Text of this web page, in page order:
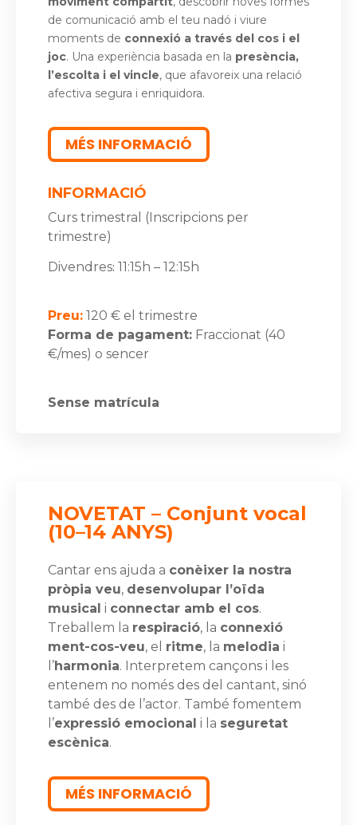
de comunicació amb el teu nadó i viure
moments de connexió a través del cos i el
joc. Una experiència basada en la presència,
l’escolta i el vincle, que afavoreix una relació
afectiva segura i enriquidora.
MÉS INFORMACIÓ
INFORMACIÓ
Curs trimestral (Inscripcions per
trimestre)
Divendres: 11:15h – 12:15h
Preu: 120 € el trimestre
Forma de pagament: Fraccionat (40
€/mes) o sencer
Sense matrícula
NOVETAT – Conjunt vocal
(10–14 ANYS)
Cantar ens ajuda a conèixer la nostra
pròpia veu, desenvolupar l’oïda
musical i connectar amb el cos.
Treballem la respiració, la connexió
ment-cos-veu, el ritme, la melodia i
l’harmonia. Interpretem cançons i les
entenem no només des del cantant, sinó
també des de l’actor. També fomentem
l’expressió emocional i la seguretat
escènica.
MÉS INFORMACIÓ